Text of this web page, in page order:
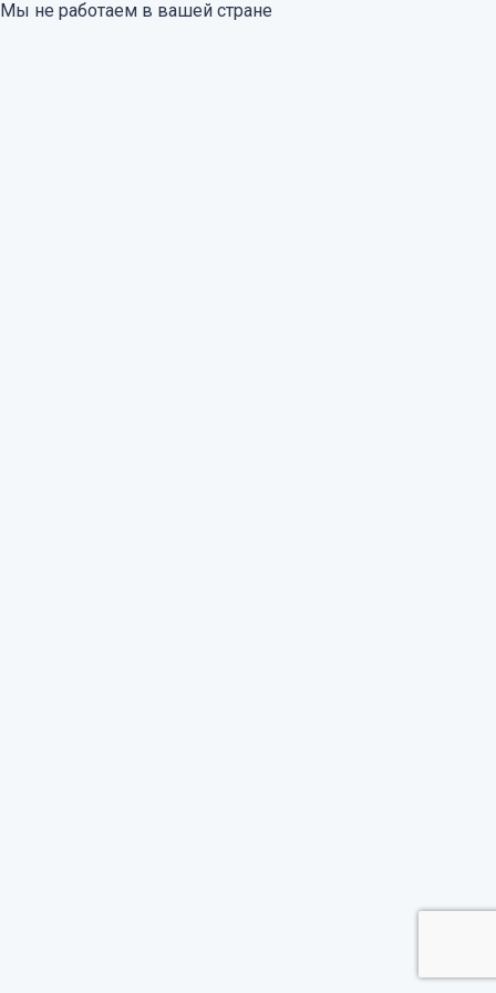
Мы не работаем в вашей стране